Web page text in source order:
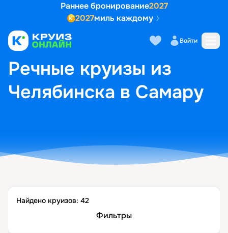
Раннее бронирование2027
2027миль каждому
Войти
ГЛАВНАЯ • ПОПУЛЯРНЫЕ НАПРАВЛЕНИЯ
РЕЧНЫЕ КРУИЗЫ ИЗ ЧЕЛЯБИНСКА В САМАРУ
Речные круизы из
Челябинска в Самару
Найдено круизов: 42
Фильтры